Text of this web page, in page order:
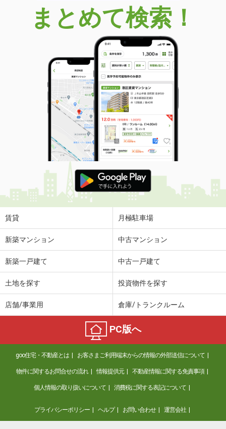
まとめて検索！
賃貸 月極駐車場
新築マンション 中古マンション
新築一戸建て 中古一戸建て
土地を探す 投資物件を探す
店舗/事業用 倉庫/トランクルーム
PC版へ
goo住宅・不動産とは お客さまご利用端末からの情報の外部送信について
物件に関するお問合せの流れ 情報提供元 不動産情報に関する免責事項
個人情報の取り扱いについて 消費税に関する表記について
プライバシーポリシー ヘルプ お問い合わせ 運営会社